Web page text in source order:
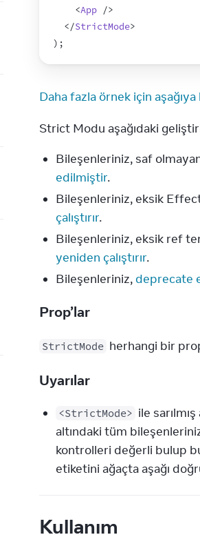
<App />
</StrictMode>
) ;
Daha fazla örnek için aşağıya
Strict Modu aşağıdaki
Bileşenleriniz, saf
edilmiştir.
Bileşenleriniz, eksik
çalıştırır.
Bileşenleriniz, eksik ref
yeniden çalıştırır.
Bileşenleriniz, deprecate
Prop’lar
StrictMode herhangi bir
Uyarılar
<StrictMode> ile
altındaki tüm
kontrolleri değerli bulup
etiketini ağaçta aşağı
Kullanım